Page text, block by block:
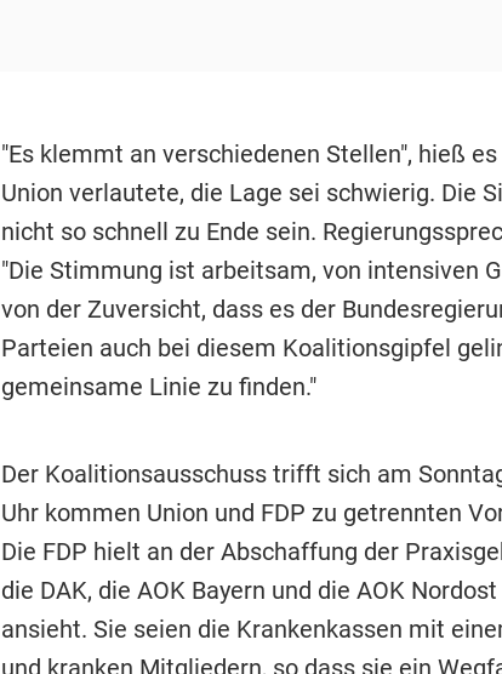
"Es klemmt an verschiedenen Stellen", hieß
Union verlautete, die Lage sei schwierig. Die
nicht so schnell zu Ende sein.
"Die Stimmung ist arbeitsam, von intensiven
von der Zuversicht, dass es der
Parteien auch bei diesem Koalitionsgipfel
gemeinsame Linie zu finden."
Der Koalitionsausschuss trifft sich am
Uhr kommen Union und FDP zu getrennten
Die FDP hielt an der Abschaffung der
die DAK, die AOK Bayern und die AOK
ansieht. Sie seien die Krankenkassen mit
und kranken Mitgliedern, so dass sie ein